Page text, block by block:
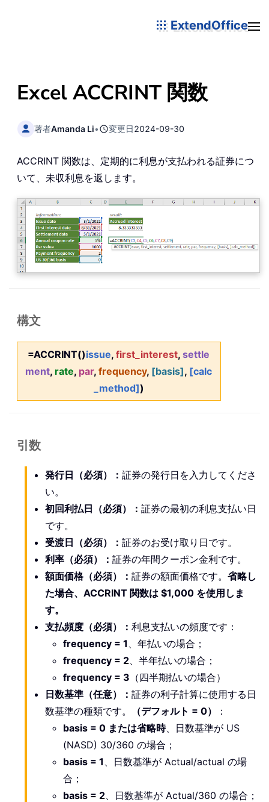
ExtendOffice
Excel ACCRINT 関数
著者Amanda Li• 変更日2024-09-30
ACCRINT 関数は、定期的に利息が支払われる証券につ
いて、未収利息を返します。
構文
=ACCRINT()issue,first_interest,settle
ment, rate, par,frequency, [basis], [calc
_method])
引数
発行日 （必須） ： 証券の発行日を入力してくださ
い。
初回利払日 （必須） ： 証券の最初の利息支払い日
です。
受渡日 （必須） ： 証券のお受け取り日です。
利率 （必須） ： 証券の年間クーポン金利です。
額面価格（必須） ： 証券の額面価格です。 省略し
た場合、ACCRINT 関数は $1,000 を使用しま
す。
支払頻度 （必須） ： 利息支払いの頻度です：
frequency = 1 、年払いの場合；
frequency = 2 、半年払いの場合；
frequency = 3 （四半期払いの場合）
日数基準 （任意） ： 証券の利子計算に使用する日
数基準の種類です。
（デフォルト = 0）
：
basis = 0 または省略時、日数基準が US
(NASD) 30/360 の場合；
basis = 1 、日数基準が Actual/actual の場
合；
basis = 2 、日数基準が Actual/360 の場合；